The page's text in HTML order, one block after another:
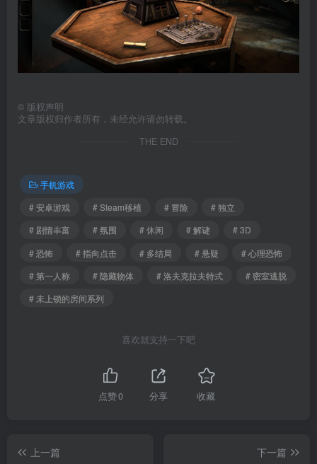
© 版权声明
文章版权归作者所有，未经允许请勿转载。
THE END
手机游戏
# 安卓游戏
# Steam移植 # 冒险
# 独立
# 剧情丰富
# 氛围 # 休闲 # 解谜
# 3D
# 恐怖
# 指向点击 # 多结局 # 悬疑
# 心理恐怖
# 第一人称
# 隐藏物体 # 洛夫克拉夫特式
# 密室逃脱
# 未上锁的房间系列
喜欢就支持一下吧
点赞0 分享 收藏
上一篇
下一篇